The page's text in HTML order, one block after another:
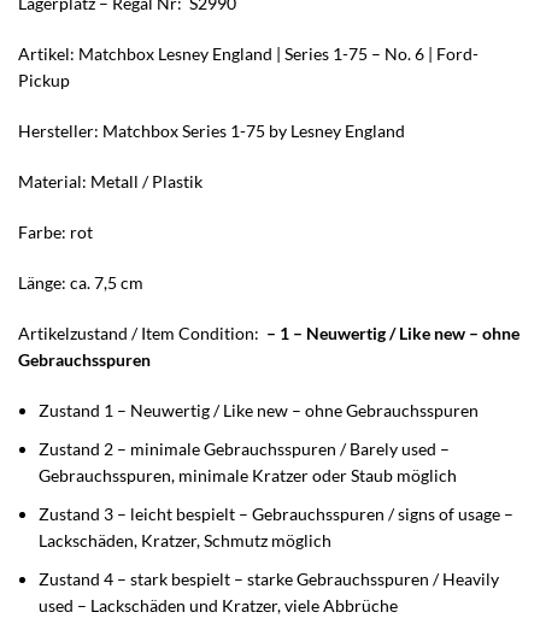
Artikel: Matchbox Lesney England | Series 1-75 – No. 6 | Ford-
Pickup
Hersteller: Matchbox Series 1-75 by Lesney England
Material: Metall / Plastik
Farbe: rot
Länge: ca. 7,5 cm
Artikelzustand / Item Condition: – 1 – Neuwertig / Like new – ohne
Gebrauchsspuren
Zustand 1 – Neuwertig / Like new – ohne Gebrauchsspuren
Zustand 2 – minimale Gebrauchsspuren / Barely used –
Gebrauchsspuren, minimale Kratzer oder Staub möglich
Zustand 3 – leicht bespielt – Gebrauchsspuren / signs of usage –
Lackschäden, Kratzer, Schmutz möglich
Zustand 4 – stark bespielt – starke Gebrauchsspuren / Heavily
used – Lackschäden und Kratzer, viele Abbrüche